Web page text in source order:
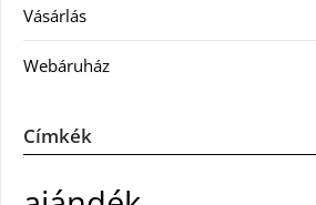
Vásárlás
Webáruház
Címkék